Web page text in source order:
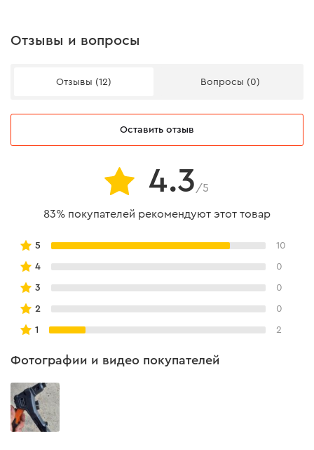
Отзывы и вопросы
Отзывы (12) Вопросы (0)
Оставить отзыв
4.3 /5
83% покупателей рекомендуют этот товар
5 10
4 0
3 0
2 0
1 2
Фотографии и видео покупателей